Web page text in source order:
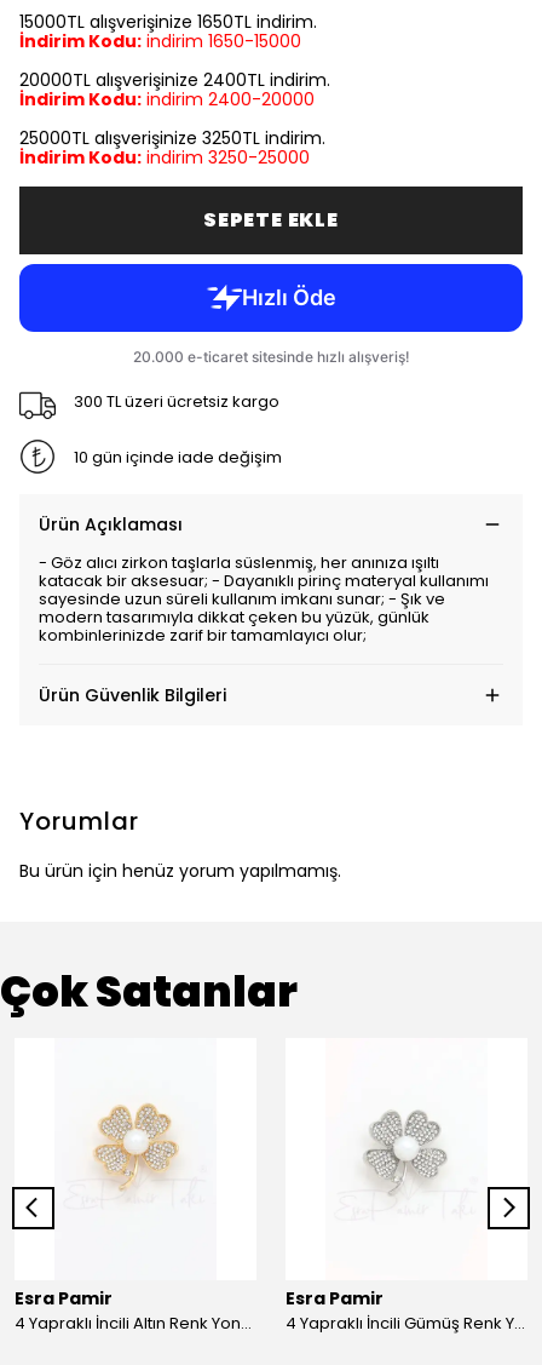
15000TL alışverişinize 1650TL indirim.
İndirim Kodu: indirim 1650-15000
20000TL alışverişinize 2400TL indirim.
İndirim Kodu: indirim 2400-20000
25000TL alışverişinize 3250TL indirim.
İndirim Kodu: indirim 3250-25000
SEPETE EKLE
300 TL üzeri ücretsiz kargo
10 gün içinde iade değişim
Ürün Açıklaması
- Göz alıcı zirkon taşlarla süslenmiş, her anınıza ışıltı
katacak bir aksesuar; - Dayanıklı pirinç materyal kullanımı
sayesinde uzun süreli kullanım imkanı sunar; - Şık ve
modern tasarımıyla dikkat çeken bu yüzük, günlük
kombinlerinizde zarif bir tamamlayıcı olur;
Ürün Güvenlik Bilgileri
Yorumlar
Bu ürün için henüz yorum yapılmamış.
Çok Satanlar
Esra Pamir
4 Yapraklı İncili Altın Renk Yonca Broş
Esra Pamir
4 Yapraklı İncili Gümüş Renk Yonca Broş